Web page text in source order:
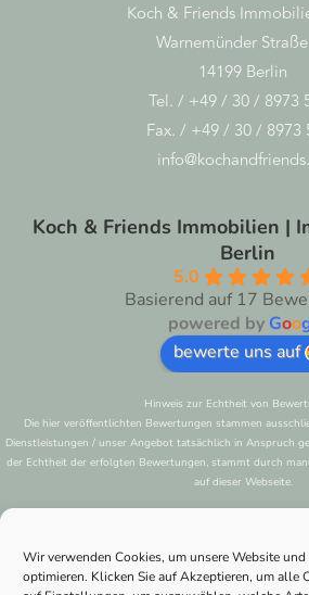
Wir verwenden Cookies, um unsere Website und
optimieren. Klicken Sie auf Akzeptieren, um alle
Koch & Friends
Warnemünder
14199 Berlin
Tel. / +49 / 30 / 8973
Fax. / +49 / 30 / 8973
Koch & Friends Immobilien |
Berlin
5.0
Basierend auf 17
powered by Goo
bewerte uns auf
Hinweis zur Echtheit von
Die hier veröffentlichten Bewertungen stammen
Dienstleistungen / unser Angebot tatsächlich in Anspruch
der Echtheit der erfolgten Bewertungen, stammt durch
auf dieser Webseite.